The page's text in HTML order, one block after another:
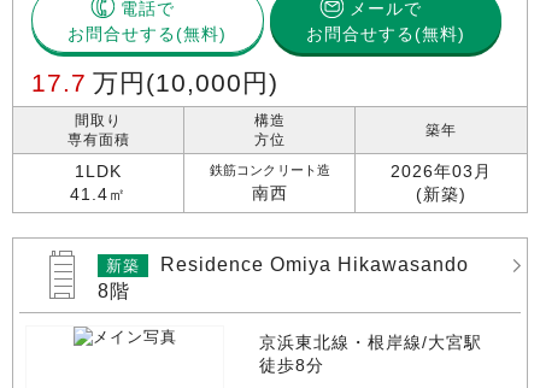
電話で
お問合せする
メールで
お問合せする(無料)
17.7 万円 (10,000円)
間取り
専有面積
1LDK
41.4㎡
構造
方位
鉄筋コンクリート造
南西
築年
2026年03月
(新築)
新築
Residence Omiya Hikawasando
8階
京浜東北線・根岸線/大宮駅
徒歩8分